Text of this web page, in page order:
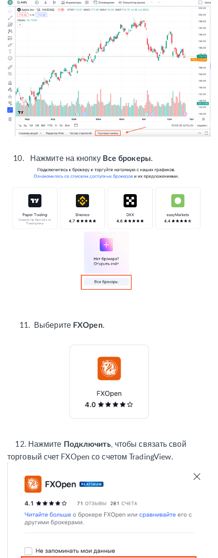
10. Нажмите на кнопку Все брокеры.
11. Выберите FXOpen.
12. Нажмите Подключить, чтобы связать свой
торговый счет FXOpen со счетом TradingView.